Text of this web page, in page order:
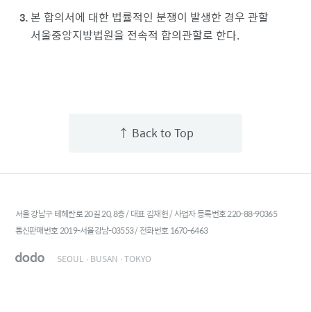
본 합의서에 대한 법률적인 분쟁이 발생한 경우 관할
서울중앙지방법원을 전속적 합의관할로 한다.
↑ Back to Top
서울 강남구 테헤란로 20길 20, 8층 / 대표 김재헌 / 사업자 등록번호 220-88-90365
통신판매번호 2019-서울강남-03553 / 전화번호 1670-6463
SEOUL ∙ BUSAN ∙ TOKYO